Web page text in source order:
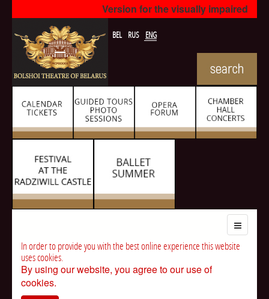
Version for the visually impaired
BEL RUS ENG
In order to provide you with the best online experience this website
uses cookies.
By using our website, you agree to our use of
cookies.